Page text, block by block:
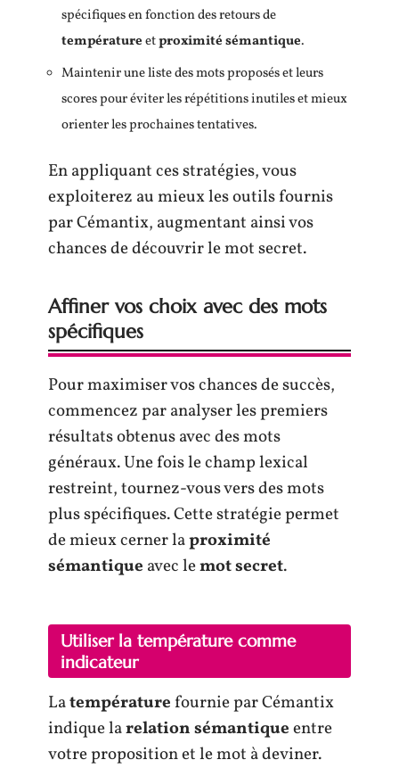
spécifiques en fonction des retours de
températureetproximité sémantique.
Maintenir une liste des mots proposés et leurs
scores pour éviter les répétitions inutiles et mieux
orienter les prochaines tentatives.
En appliquant ces stratégies, vous
exploiterez au mieux les outils fournis
par Cémantix, augmentant ainsi vos
chances de découvrir le mot secret.
Affiner vos choix avec des mots
spécifiques
Pour maximiser vos chances de succès,
commencez par analyser les premiers
résultats obtenus avec des mots
généraux. Une fois le champ lexical
restreint, tournez-vous vers des mots
plus spécifiques. Cette stratégie permet
de mieux cerner laproximité
sémantique avec lemot secret.
Utiliser la température comme
indicateur
Latempératurefournie par Cémantix
indique larelation sémantiqueentre
votre proposition et le mot à deviner.